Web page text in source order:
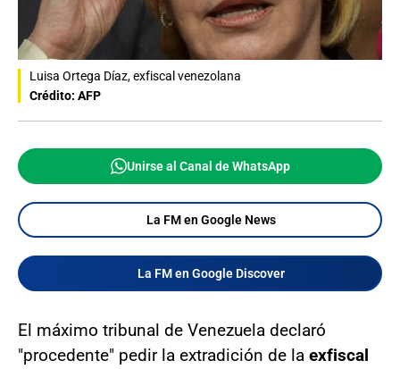
Luisa Ortega Díaz, exfiscal venezolana
Crédito: AFP
Unirse al Canal de WhatsApp
La FM en Google News
La FM en Google Discover
El máximo tribunal de Venezuela declaró
"procedente" pedir la extradición de la exfiscal